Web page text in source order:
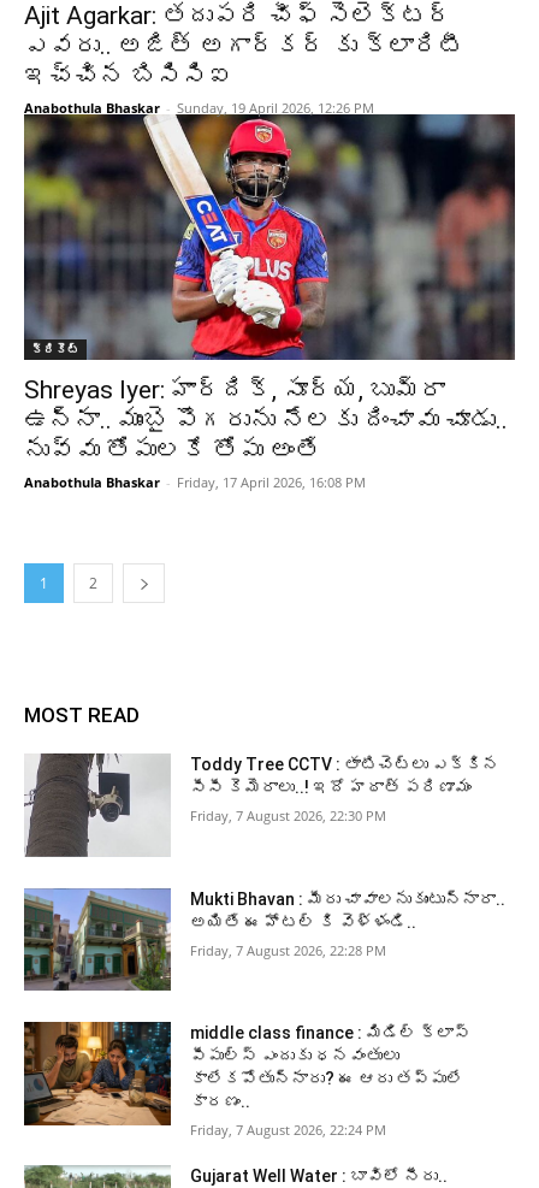
Ajit Agarkar: తదుపరి చీఫ్ సెలెక్టర్
ఎవరు.. అజిత్ అగార్కర్ కు క్లారిటీ
ఇచ్చిన బిసిసిఐ
Anabothula Bhaskar - Sunday, 19 April 2026, 12:26 PM
క్రికెట్‌
Shreyas Iyer: హార్దిక్, సూర్య, బుమ్రా
ఉన్నా.. ముంబై పొగరును నేలకు దించావు చూడు..
నువ్వు తోపులకే తోపు అంతే
Anabothula Bhaskar - Friday, 17 April 2026, 16:08 PM
1 2
MOST READ
Toddy Tree CCTV : తాటిచెట్లు ఎక్కిన
సీసీ కెమెరాలు..! ఇదో హఠాత్ పరిణామం
Friday, 7 August 2026, 22:30 PM
Mukti Bhavan : మీరు చావాలనుకుంటున్నారా..
అయితే ఈ హోటల్ కి వెళ్ళండి..
Friday, 7 August 2026, 22:28 PM
middle class finance : మిడిల్ క్లాస్
పీపుల్స్ ఎందుకు ధనవంతులు
కాలేకపోతున్నారు? ఈ ఆరు తప్పులే
కారణం..
Friday, 7 August 2026, 22:24 PM
Gujarat Well Water : బావిలో నీరు..